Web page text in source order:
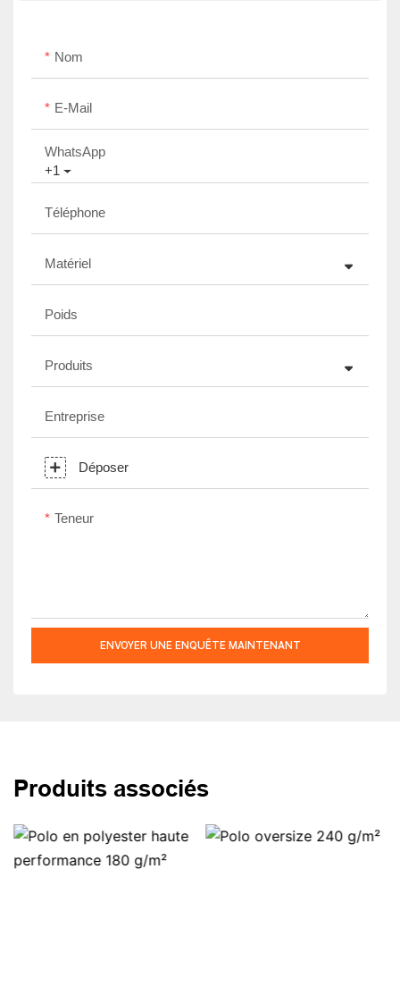
Nom
E-Mail
+1
WhatsApp
Téléphone
Matériel
Poids
Produits
Entreprise
Déposer
Teneur
ENVOYER UNE ENQUÊTE MAINTENANT
Produits associés